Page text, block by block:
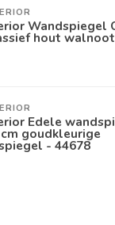
Wandspiegel
hout
Edele
cm goudkleurige
- 44678